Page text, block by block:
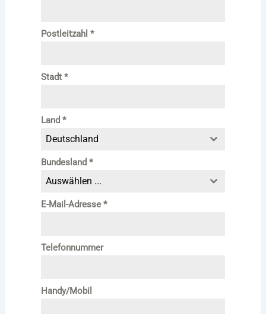
Postleitzahl *
Stadt *
Land *
Deutschland
Bundesland *
Auswählen ...
E-Mail-Adresse *
Telefonnummer
Handy/Mobil